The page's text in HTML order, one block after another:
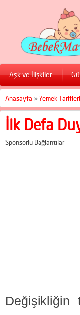
Aşk ve İlişkiler
Anasayfa »Yemek Tarifleri
İlk Defa
Sponsorlu Bağlantılar
Değişikliğin